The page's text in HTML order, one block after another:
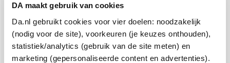
DA maakt gebruik van cookies
Da.nl gebruikt cookies voor vier doelen: noodzakelijk
(nodig voor de site), voorkeuren (je keuzes onthouden),
statistiek/analytics (gebruik van de site meten) en
marketing (gepersonaliseerde content en advertenties).
8.6 uit4.106 reviews
Over DA
Klantenservice